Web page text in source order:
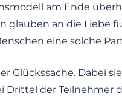
am Ende
glauben an die Liebe
eine solche
Glückssache. Dabei
der Teilnehmer